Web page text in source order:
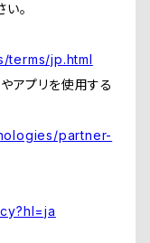
。
terms/jp.html
アプリを使用する
partner-